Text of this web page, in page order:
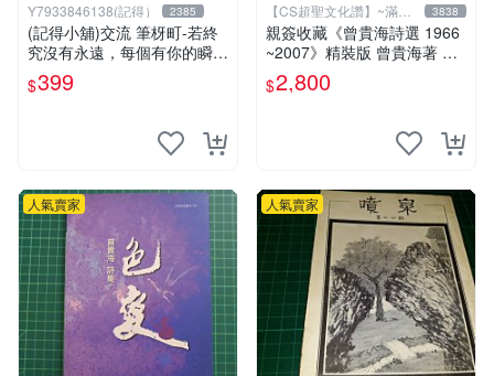
Y7933846138(記得） 2385
(記得小舖)交流 筆枒町-若終
究沒有永遠，每個有你的瞬間
都是多一點【限量作者親簽
版】換張景嵐成語蕎辜莞允等
$399
【CS超聖文化讚】~滿千
元送運
3838
親簽收藏《曾貴海詩選 1966
~2007》精裝版 曾貴海著 春
暉 民2007年初版 【 CS超聖
文化2讚】
$2,800
人氣賣家 人氣賣家